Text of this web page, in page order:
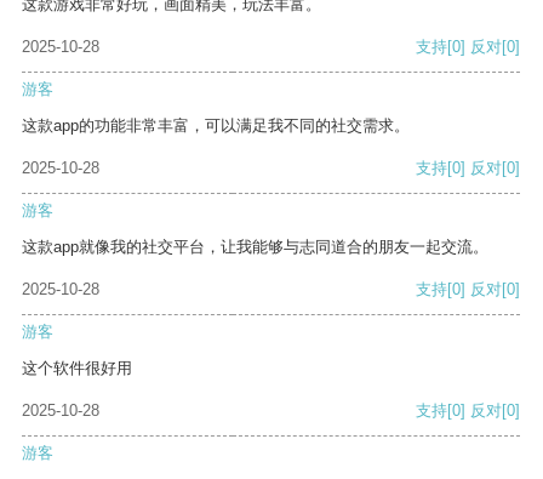
这款游戏非常好玩，画面精美，玩法丰富。
2025-10-28 支持[0] 反对[0]
游客
这款app的功能非常丰富，可以满足我不同的社交需求。
2025-10-28 支持[0] 反对[0]
游客
这款app就像我的社交平台，让我能够与志同道合的朋友一起交流。
2025-10-28 支持[0] 反对[0]
游客
这个软件很好用
2025-10-28 支持[0] 反对[0]
游客